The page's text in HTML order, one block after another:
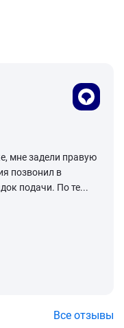
мне задели правую
позвонил в
подачи. По те...
Все отзывы